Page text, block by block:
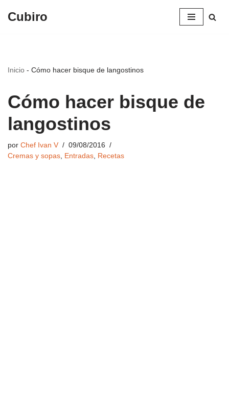
Cubiro
Inicio - Cómo hacer bisque de langostinos
Cómo hacer bisque de
langostinos
por Chef Ivan V
09/08/2016
Cremas y sopas, Entradas, Recetas